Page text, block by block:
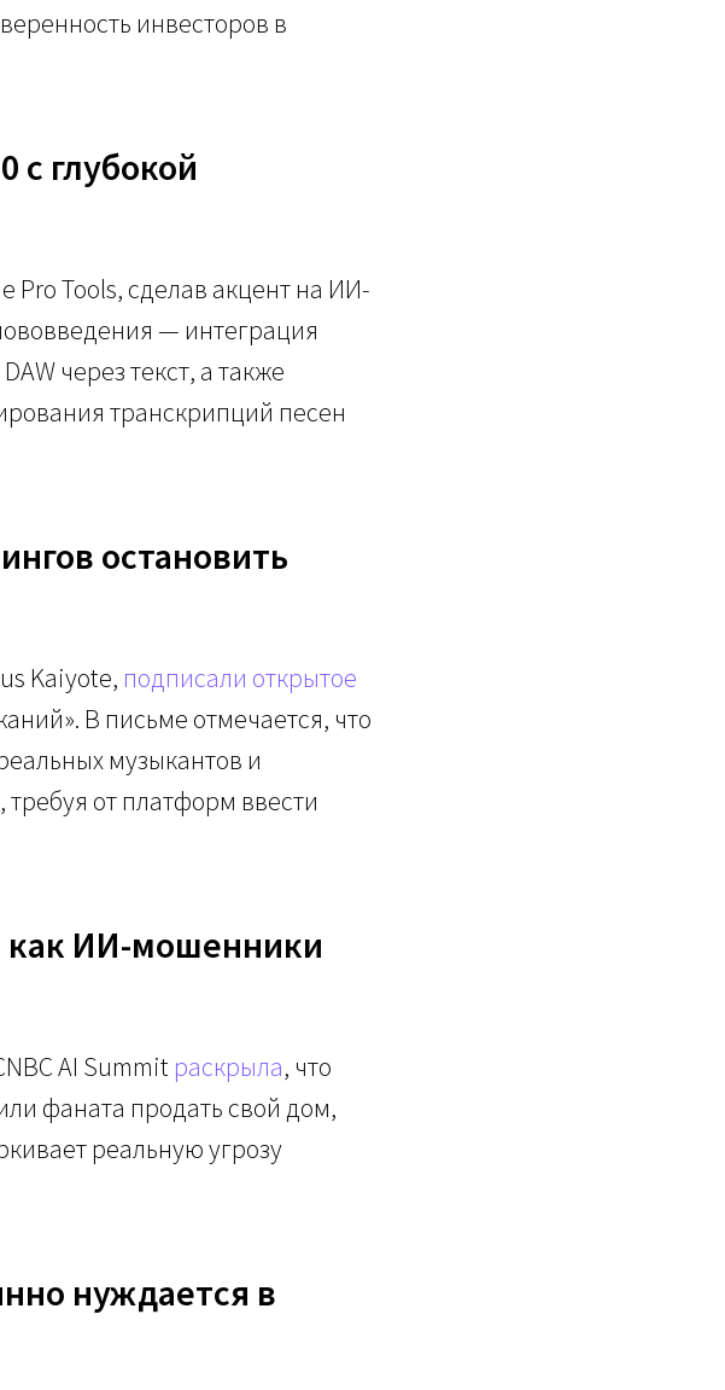
инвесторов в
с глубокой
Pro Tools, сделав акцент на ИИ-
— интеграция
через текст, а также
транскрипций песен
остановить
Kaiyote, подписали открытое
В письме отмечается, что
музыкантов и
от платформ ввести
как ИИ-мошенники
AI Summit раскрыла, что
фаната продать свой дом,
реальную угрозу
нуждается в